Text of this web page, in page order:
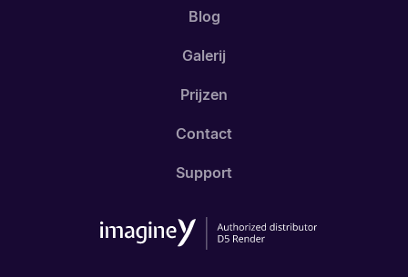
Blog
Galerij
Prijzen
Contact
Support